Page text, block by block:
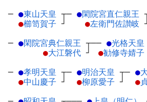
─ ●東山天皇 ┬
●櫛笥賀子 ┘
─ ●閑院宮直仁親王
●左衛門佐讃岐 ┘
─ ●閑院宮典仁親王 ┬
●大江磐代 ┘
── ●光格天皇
●勧修寺婧子
─ ●孝明天皇 ┬
●中山慶子 ┘
─ ●明治天皇 ┬
●柳原愛子 ┘
─ ●
●